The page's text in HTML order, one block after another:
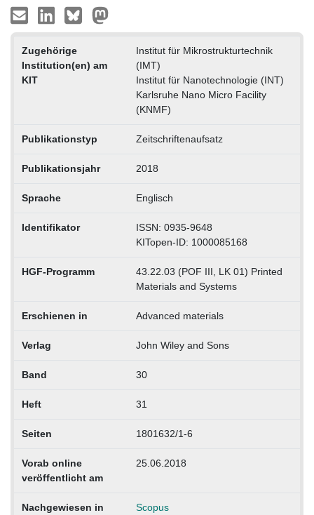
Zugehörige
Institution(en) am
KIT
Institut für Mikrostrukturtechnik
(IMT)
Institut für Nanotechnologie (INT)
Karlsruhe Nano Micro Facility
(KNMF)
Publikationstyp Zeitschriftenaufsatz
Publikationsjahr 2018
Sprache Englisch
Identifikator
ISSN: 0935-9648
KITopen-ID: 1000085168
HGF-Programm
43.22.03 (POF III, LK 01) Printed
Materials and Systems
Erschienen in Advanced materials
Verlag John Wiley and Sons
Band 30
Heft 31
Seiten 1801632/1-6
Vorab online
veröffentlicht am
25.06.2018
Nachgewiesen in Scopus